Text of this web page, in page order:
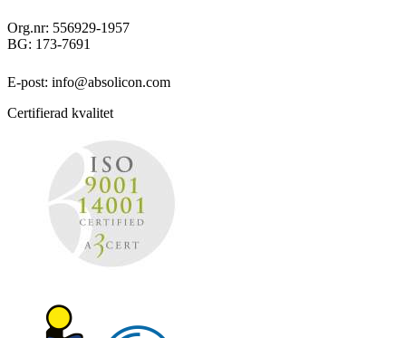
Org.nr: 556929-1957
BG: 173-7691
E-post: info@absolicon.com
Certifierad kvalitet